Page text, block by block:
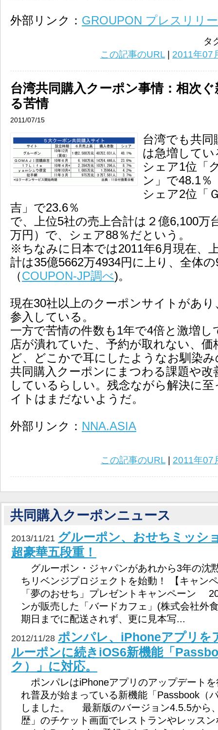
外部リンク： GROUPON プレスリリ
タ
この記事のURL | 2011年07
台湾共同購入クーポン事情：相次
る苦情
2011/07/15
台湾でも共
は急増してい
シェア1位「
ン」で48.1％
シェア2位「
吉」で23.6％
で、上位5社の売上合計は２億6,100万
万円）で、シェア88％だという。
※ちなみに日本では2011年6月現在、
計は35億5662万4934円に上り、全体
（COUPON-JP調べ)。
現在30社以上のクーポンサイトがあり
参入している。
一方で苦情の件数も1年で4倍と激増
店が潰れていた、予約が取れない、価
ど、どこかで耳にしたようなお馴染
共同購入クーポンにまつわる課題や改
しているらしい。残念ながら解決に
イトはまだないようだ。
外部リンク： NNA.ASIA
この記事のURL 2011年07
共同購入クーポンニュース
2013/11/21 グルーポン、おせちミッシ
超豪華五段重！
グルーポン・ジャパンがあれから3年の沈
ちリベンジプロジェクトを始動！ 【キャン
「夢のおせち」プレゼントキャンペーン
ンが販売した「バードカフェ」(株式会社外
期日までに配送されず、更に見本写...
2012/11/28 ポンパレ、iPhoneアプリを
ルーポンに続きiOS6新機能「
ク）」に対応。
ポンパレはiPhoneアプリのアップデート
れ普及が始まっている新機能「Passbook（
しました。 最新版のバージョン4.5.5から
歴」のチケット画面でレストランやレッス